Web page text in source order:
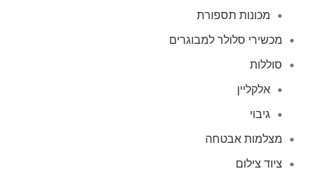
מכונות תספורת
מכשירי סלולר למבוגרים
סוללות
אלקליין
גיבוי
מצלמות אבטחה
ציוד צילום